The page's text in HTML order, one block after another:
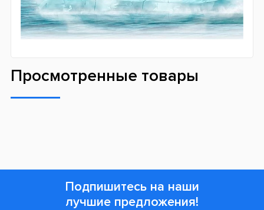
Просмотренные товары
Подпишитесь на наши
лучшие предложения!